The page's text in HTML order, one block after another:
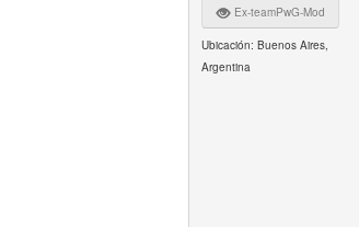
Ex-teamPwG-Mod
Ubicación: Buenos Aires,
Argentina